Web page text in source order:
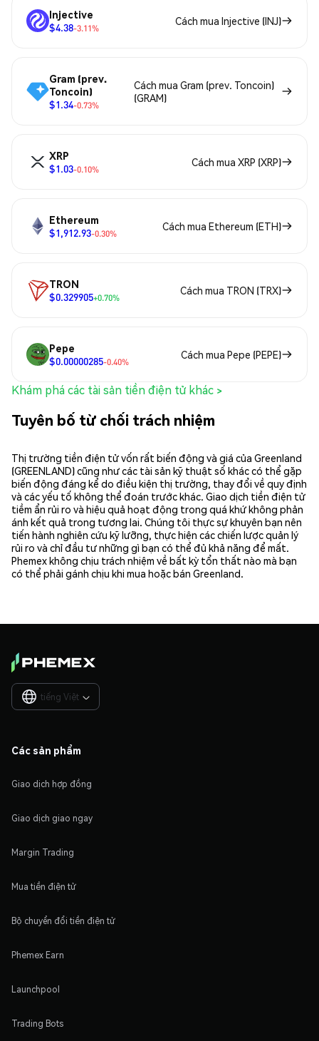
Injective
$4.38-3.11%
Cách mua Injective (INJ)
Gram (prev.
Toncoin)
$1.34-0.73%
Cách mua Gram (prev. Toncoin)
(GRAM)
XRP
$1.03-0.10%
Cách mua XRP (XRP)
Ethereum
$1,912.93-0.30%
Cách mua Ethereum (ETH)
TRON
$0.329905+0.70%
Cách mua TRON (TRX)
Pepe
$0.00000285-0.40%
Cách mua Pepe (PEPE)
Khám phá các tài sản tiền điện tử khác >
Tuyên bố từ chối trách nhiệm
Thị trường tiền điện tử vốn rất biến động và giá của Greenland
(GREENLAND) cũng như các tài sản kỹ thuật số khác có thể gặp
biến động đáng kể do điều kiện thị trường, thay đổi về quy định
và các yếu tố không thể đoán trước khác. Giao dịch tiền điện tử
tiềm ẩn rủi ro và hiệu quả hoạt động trong quá khứ không phản
ánh kết quả trong tương lai. Chúng tôi thực sự khuyên bạn nên
tiến hành nghiên cứu kỹ lưỡng, thực hiện các chiến lược quản lý
rủi ro và chỉ đầu tư những gì bạn có thể đủ khả năng để mất.
Phemex không chịu trách nhiệm về bất kỳ tổn thất nào mà bạn
có thể phải gánh chịu khi mua hoặc bán Greenland.
tiếng Việt 
Các sản phẩm
Giao dịch hợp đồng
Giao dịch giao ngay
Margin Trading
Mua tiền điện tử
Bộ chuyển đổi tiền điện tử
Phemex Earn
Launchpool
Trading Bots